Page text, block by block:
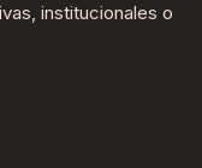
institucionales o